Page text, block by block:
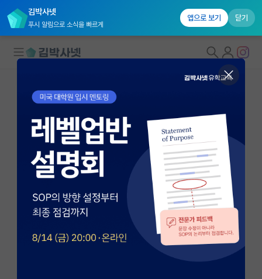
김박사넷
푸시 알림으로 소식을 빠르게
앱으로 보기 닫기
대학원생 모집
국내대학원 정보
연구실&오픈랩
연구실&오픈랩 홈
오픈랩 전체보기
PI 회원 신청
커뮤니티
육동석
고려대학교 컴퓨터학과
yook@voice.korea.ac.kr
http://voice.korea.ac.kr/~yook